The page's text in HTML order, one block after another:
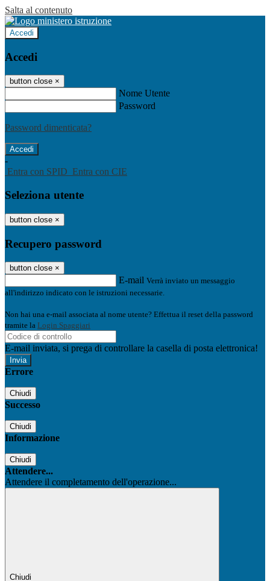
Salta al contenuto
Accedi
Accedi
button close ×
Nome Utente
Password
Password dimenticata?
-
Entra con SPID Entra con CIE
Seleziona utente
button close ×
Recupero password
button close ×
E-mail Verrà inviato un messaggio
all'indirizzo indicato con le istruzioni necessarie.
Non hai una e-mail associata al nome utente? Effettua il reset della password
tramite la Login Spaggiari
E-mail inviata, si prega di controllare la casella di posta elettronica!
Errore
Chiudi
Successo
Chiudi
Informazione
Chiudi
Attendere...
Attendere il completamento dell'operazione...
Chiudi